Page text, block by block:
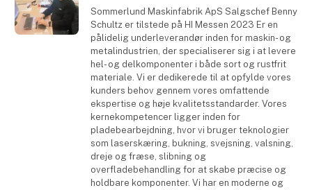
Sommerlund Maskinfabrik ApS Salgschef Benny
Schultz er tilstede på HI Messen 2023 Er en
pålidelig underleverandør inden for maskin- og
metalindustrien, der specialiserer sig i at levere
hel- og delkomponenter i både sort og rustfrit
materiale. Vi er dedikerede til at opfylde vores
kunders behov gennem vores omfattende
ekspertise og høje kvalitetsstandarder. Vores
kernekompetencer ligger inden for
pladebearbejdning, hvor vi bruger teknologier
som laserskæring, bukning, svejsning, valsning,
dreje og fræse, slibning og
overfladebehandling for at skabe præcise og
holdbare komponenter. Vi har en moderne og